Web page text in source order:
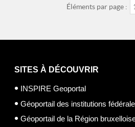
Éléments par page :
SITES À DÉCOUVRIR
INSPIRE Geoportal
Géoportail des institutions
Géoportail de la Région